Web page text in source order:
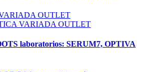
OUTLET
VARIADA OUTLET
laboratorios: SERUM7, OPTIVA